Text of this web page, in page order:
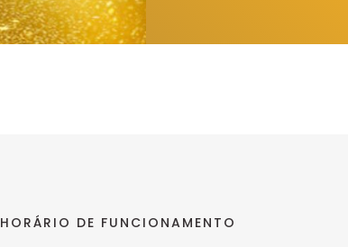
HORÁRIO DE FUNCIONAMENTO